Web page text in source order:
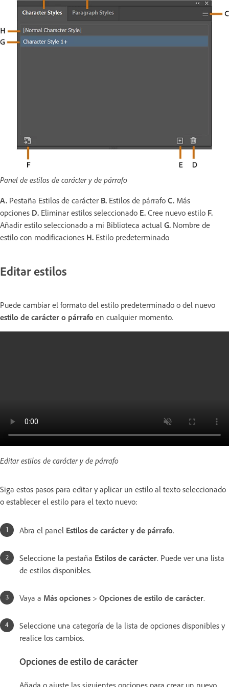
Panel de estilos de carácter y de párrafo
A. Pestaña Estilos de carácter B. Estilos de párrafo C. Más
opciones D. Eliminar estilos seleccionado E. Cree nuevo estilo F.
Añadir estilo seleccionado a mi Biblioteca actual G. Nombre de
estilo con modificaciones H. Estilo predeterminado
Editar estilos
Puede cambiar el formato del estilo predeterminado o del nuevo
estilo de carácter o párrafo en cualquier momento.
Editar estilos de carácter y de párrafo
Siga estos pasos para editar y aplicar un estilo al texto seleccionado
o establecer el estilo para el texto nuevo:
Abra el panel Estilos de carácter y de párrafo.
Seleccione la pestaña Estilos de carácter. Puede ver una lista
de estilos disponibles.
Vaya a Más opciones > Opciones de estilo de carácter.
Seleccione una categoría de la lista de opciones disponibles y
realice los cambios.
Opciones de estilo de carácter
Añada o ajuste las siguientes opciones para crear un nuevo